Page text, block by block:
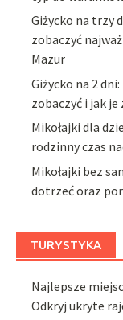
Giżycko na trzy
zobaczyć
Mazur
Giżycko na 2
zobaczyć i jak
Mikołajki dla
rodzinny czas
Mikołajki bez
dotrzeć oraz
TURYSTYKA
Najlepsze
Odkryj ukryte